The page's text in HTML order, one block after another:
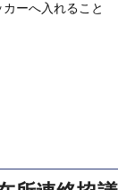
ーへ入れること